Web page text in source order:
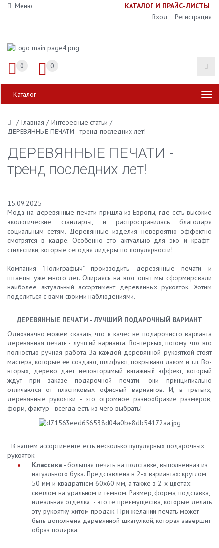
Меню КАТАЛОГ И ПРАЙС-ЛИСТЫ
Вход
Регистрация
0 0
Каталог
/ Главная / Интересные статьи /
ДЕРЕВЯННЫЕ ПЕЧАТИ - тренд последних лет!
ДЕРЕВЯННЫЕ ПЕЧАТИ -
тренд последних лет!
15.09.2025
Мода на деревянные печати пришла из Европы, где есть высокие
экологические стандарты, и распространилась благодаря
социальным сетям. Деревянные изделия невероятно эффектно
смотрятся в кадре. Особенно это актуально для эко и крафт-
стилистики, которые сегодня лидеры по популярности!
Компания "Полиграфыч" производить деревянные печати и
штампы уже много лет. Опираясь на этот опыт мы сформировали
наиболее актуальный ассортимент деревянных рукояток. Хотим
поделиться с вами своими наблюдениями.
ДЕРЕВЯННЫЕ ПЕЧАТИ - ЛУЧШИЙ ПОДАРОЧНЫЙ ВАРИАНТ
Однозначно можем сказать, что в качестве подарочного варианта
деревянная печать - лучший варианта. Во-первых, потому что это
полностью ручная работа. За каждой деревянной рукояткой стоят
мастера, которые ее создают, шлифуют, покрывают лаком и т.п. Во-
вторых, дерево дает неповторимый витажный эффект, который
ждут при заказе подарочной печати. они принципиально
отличаются от пластиковых офисный вариантов. И, в третьих,
деревянные рукоятки - это огромное разнообразие размеров,
форм, фактур - всегда есть из чего выбрать!
В нашем ассортименте есть несколько пупулярных подарочных
рукояток:
Классика - большая печать на подставке, выполненная из
натуального бука. Представлена в 2-х вариантах: круглом
50 мм и квадратном 60х60 мм, а также в 2-х цветах:
светлом натуральном и темном. Размер, форма, подставка,
идеальная отделка - это те преимущества, которые делать
эту рукоятку хитом продаж. При желании печать может
быть дополнена деревянной шкатулкой, которая завершит
образ подарка.